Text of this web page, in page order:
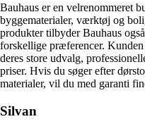
Bauhaus er en velrenommeret
byggematerialer, værktøj og
produkter tilbyder Bauhaus
forskellige præferencer.
deres store udvalg,
priser. Hvis du søger efter
materialer, vil du med garanti
Silvan